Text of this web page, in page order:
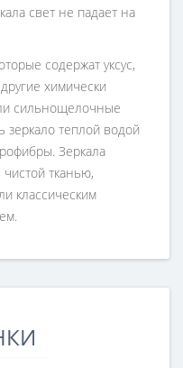
свет не падает на
содержат уксус,
химически
сильнощелочные
зеркало теплой водой
Зеркала
тканью,
классическим